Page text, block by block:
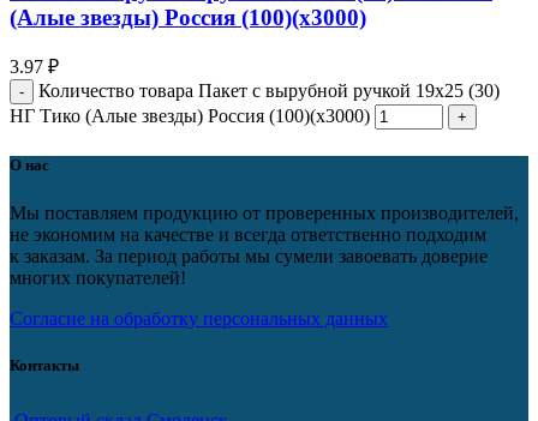
(Алые звезды) Россия (100)(х3000)
3.97 ₽
Количество товара Пакет с вырубной ручкой 19х25 (30)
НГ Тико (Алые звезды) Россия (100)(х3000)
О нас
Мы поставляем продукцию от проверенных производителей,
не экономим на качестве и всегда ответственно подходим
к заказам. За период работы мы сумели завоевать доверие
многих покупателей!
Согласие на обработку персональных данных
Контакты